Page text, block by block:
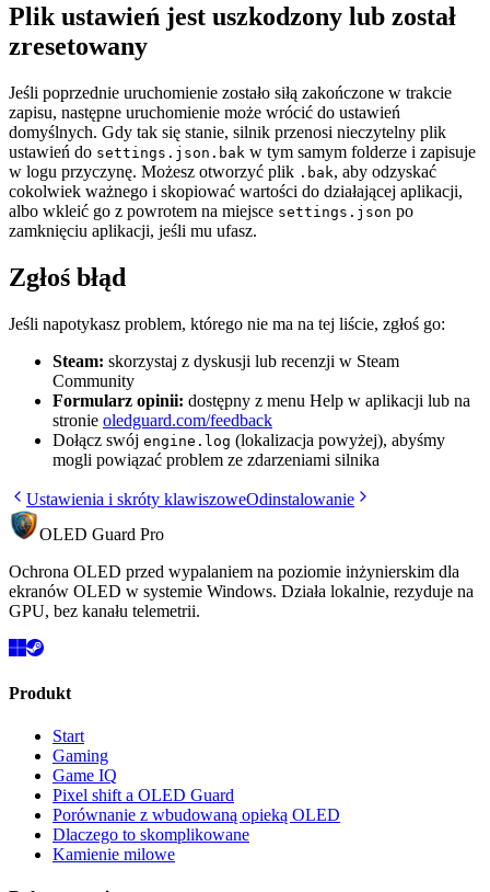
Plik ustawień jest uszkodzony lub został
zresetowany
Jeśli poprzednie uruchomienie zostało siłą zakończone w trakcie
zapisu, następne uruchomienie może wrócić do ustawień
domyślnych. Gdy tak się stanie, silnik przenosi nieczytelny plik
ustawień do settings.json.bak w tym samym folderze i zapisuje
w logu przyczynę. Możesz otworzyć plik .bak, aby odzyskać
cokolwiek ważnego i skopiować wartości do działającej aplikacji,
albo wkleić go z powrotem na miejsce settings.json po
zamknięciu aplikacji, jeśli mu ufasz.
Zgłoś błąd
Jeśli napotykasz problem, którego nie ma na tej liście, zgłoś go:
Steam: skorzystaj z dyskusji lub recenzji w Steam
Community
Formularz opinii: dostępny z menu Help w aplikacji lub na
stronie oledguard.com/feedback
Dołącz swój engine.log (lokalizacja powyżej), abyśmy
mogli powiązać problem ze zdarzeniami silnika
Ustawienia i skróty klawiszoweOdinstalowanie
OLED Guard Pro
Ochrona OLED przed wypalaniem na poziomie inżynierskim dla
ekranów OLED w systemie Windows. Działa lokalnie, rezyduje na
GPU, bez kanału telemetrii.
Produkt
Start
Gaming
Game IQ
Pixel shift a OLED Guard
Porównanie z wbudowaną opieką OLED
Dlaczego to skomplikowane
Kamienie milowe